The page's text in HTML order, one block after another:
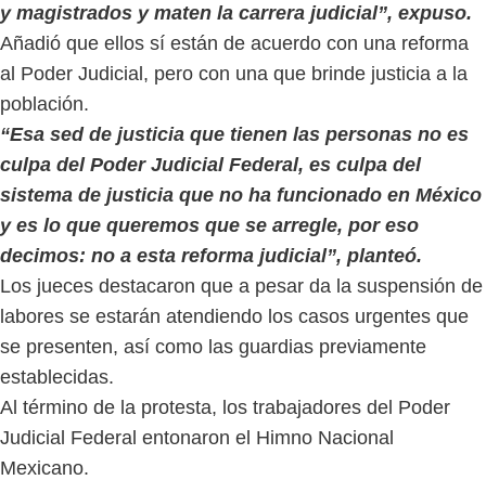
y magistrados y maten la carrera judicial”, expuso.
Añadió que ellos sí están de acuerdo con una reforma
al Poder Judicial, pero con una que brinde justicia a la
población.
“Esa sed de justicia que tienen las personas no es
culpa del Poder Judicial Federal, es culpa del
sistema de justicia que no ha funcionado en México
y es lo que queremos que se arregle, por eso
decimos: no a esta reforma judicial”, planteó.
Los jueces destacaron que a pesar da la suspensión de
labores se estarán atendiendo los casos urgentes que
se presenten, así como las guardias previamente
establecidas.
Al término de la protesta, los trabajadores del Poder
Judicial Federal entonaron el Himno Nacional
Mexicano.